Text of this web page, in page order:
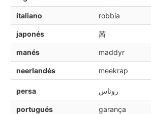
italiano robbia
japonés 茜
manés maddyr
neerlandés meekrap
persa روناس
portugués garança